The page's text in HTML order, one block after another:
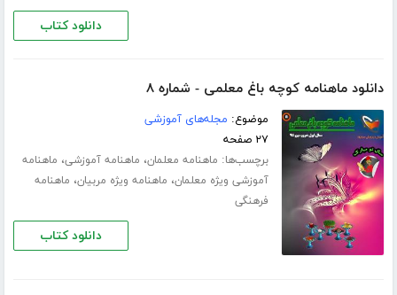
دانلود کتاب
دانلود ماهنامه کوچه باغ معلمی - شماره ۸
موضوع: مجله‌های آموزشی
۲۷ صفحه
برچسب‌ها: ماهنامه معلمان، ماهنامه آموزشی، ماهنامه
آموزشی ویژه معلمان، ماهنامه ویژه مربیان، ماهنامه
فرهنگی
دانلود کتاب